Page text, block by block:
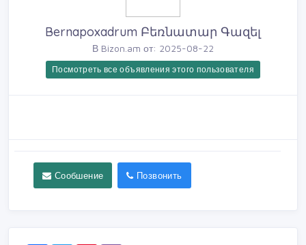
Bernapoxadrum Բեռնատար Գազել
В Bizon.am от: 2025-08-22
Посмотреть все объявления этого пользователя
Сообшение Позвонить